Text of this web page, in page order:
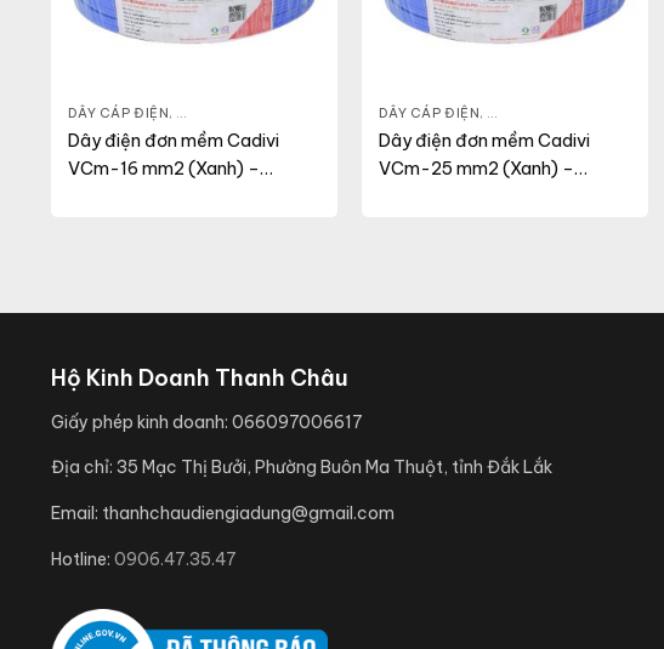
DÂY CÁP ĐIỆN,
Dây điện đơn mềm Cadivi
VCm-16 mm2 (Xanh) –
DÂY CÁP ĐIỆN,
Dây điện đơn mềm Cadivi
VCm-25 mm2 (Xanh) –
Hộ Kinh Doanh Thanh Châu
Giấy phép kinh doanh: 066097006617
Địa chỉ: 35 Mạc Thị Bưởi, Phường Buôn Ma Thuột, tỉnh Đắk Lắk
Email: thanhchaudiengiadung@gmail.com
Hotline: 0906.47.35.47